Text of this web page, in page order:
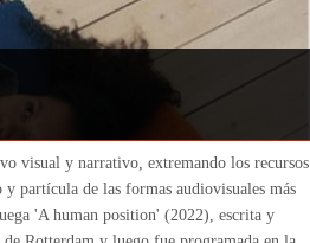
visual y narrativo, extremando los recursos
partícula de las formas audiovisuales más
'A human position' (2022), escrita y